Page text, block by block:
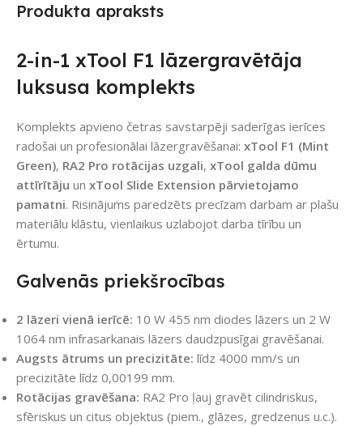
Produkta apraksts
2-in-1 xTool F1 lāzergravētāja
luksusa komplekts
Komplekts apvieno četras savstarpēji saderīgas ierīces
radošai un profesionālai lāzergravēšanai: xTool F1 (Mint
Green), RA2 Pro rotācijas uzgali, xTool galda dūmu
attīrītāju un xTool Slide Extension pārvietojamo
pamatni. Risinājums paredzēts precīzam darbam ar plašu
materiālu klāstu, vienlaikus uzlabojot darba tīrību un
ērtumu.
Galvenās priekšrocības
2 lāzeri vienā ierīcē: 10 W 455 nm diodes lāzers un 2 W
1064 nm infrasarkanais lāzers daudzpusīgai gravēšanai.
Augsts ātrums un precizitāte: līdz 4000 mm/s un
precizitāte līdz 0,00199 mm.
Rotācijas gravēšana: RA2 Pro ļauj gravēt cilindriskus,
sfēriskus un citus objektus (piem., glāzes, gredzenus u.c.).